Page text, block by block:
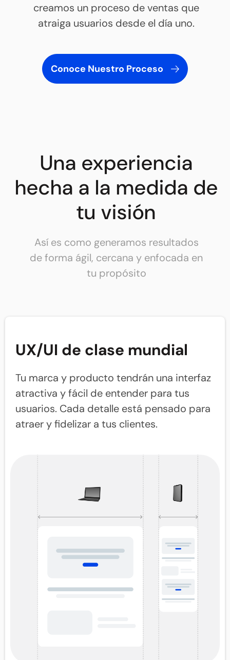
creamos un proceso de ventas que
atraiga usuarios desde el día uno.
Conoce Nuestro Proceso
Una experiencia
hecha a la medida de
tu visión
Así es como generamos resultados
de forma ágil, cercana y enfocada en
tu propósito
UX/UI de clase mundial
Tu marca y producto tendrán una interfaz
atractiva y fácil de entender para tus
usuarios. Cada detalle está pensado para
atraer y fidelizar a tus clientes.